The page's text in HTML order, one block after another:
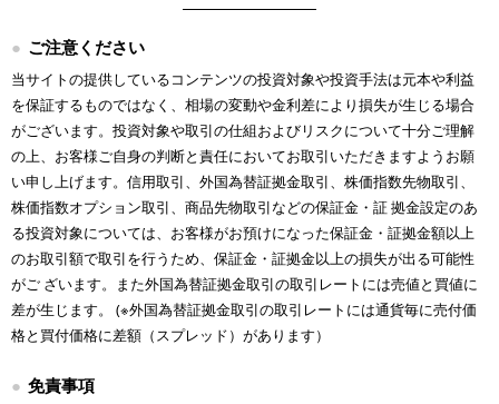
ご注意ください
当サイトの提供しているコンテンツの投資対象や投資手法は元本や利益
を保証するものではなく、相場の変動や金利差により損失が生じる場合
がございます。投資対象や取引の仕組およびリスクについて十分ご理解
の上、お客様ご自身の判断と責任においてお取引いただきますようお願
い申し上げます。信用取引、外国為替証拠金取引、株価指数先物取引、
株価指数オプション取引、商品先物取引などの保証金・証 拠金設定のあ
る投資対象については、お客様がお預けになった保証金・証拠金額以上
のお取引額で取引を行うため、保証金・証拠金以上の損失が出る可能性
がご ざいます。また外国為替証拠金取引の取引レートには売値と買値に
差が生じます。 (※外国為替証拠金取引の取引レートには通貨毎に売付価
格と買付価格に差額（スプレッド）があります）
免責事項